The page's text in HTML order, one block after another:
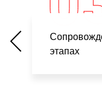
этапах